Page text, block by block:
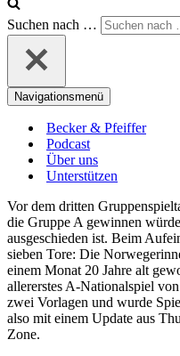
Suchen nach …
Navigationsmenü
Becker & Pfeiffer
Podcast
Über uns
Unterstützen
Vor dem dritten
die Gruppe A gewinnen
ausgeschieden ist. Beim
sieben Tore: Die
einem Monat 20 Jahre alt
allererstes A-Nationalspiel
zwei Vorlagen und wurde
also mit einem Update aus
Zone.